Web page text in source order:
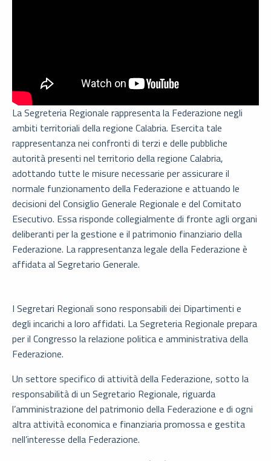
La Segreteria Regionale rappresenta la Federazione negli
ambiti territoriali della regione Calabria. Esercita tale
rappresentanza nei confronti di terzi e delle pubbliche
autorità presenti nel territorio della regione Calabria,
adottando tutte le misure necessarie per assicurare il
normale funzionamento della Federazione e attuando le
decisioni del Consiglio Generale Regionale e del Comitato
Esecutivo. Essa risponde collegialmente di fronte agli organi
deliberanti per la gestione e il patrimonio finanziario della
Federazione. La rappresentanza legale della Federazione è
affidata al Segretario Generale.
I Segretari Regionali sono responsabili dei Dipartimenti e
degli incarichi a loro affidati. La Segreteria Regionale prepara
per il Congresso la relazione politica e amministrativa della
Federazione.
Un settore specifico di attività della Federazione, sotto la
responsabilità di un Segretario Regionale, riguarda
l’amministrazione del patrimonio della Federazione e di ogni
altra attività economica e finanziaria promossa e gestita
nell’interesse della Federazione.